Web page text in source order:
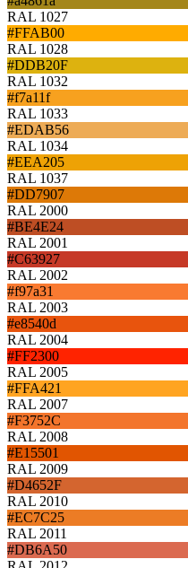
RAL 1027
#FFAB00
RAL 1028
#DDB20F
RAL 1032
#f7a11f
RAL 1033
#EDAB56
RAL 1034
#EEA205
RAL 1037
#DD7907
RAL 2000
#BE4E24
RAL 2001
#C63927
RAL 2002
#f97a31
RAL 2003
#e8540d
RAL 2004
#FF2300
RAL 2005
#FFA421
RAL 2007
#F3752C
RAL 2008
#E15501
RAL 2009
#D4652F
RAL 2010
#EC7C25
RAL 2011
#DB6A50